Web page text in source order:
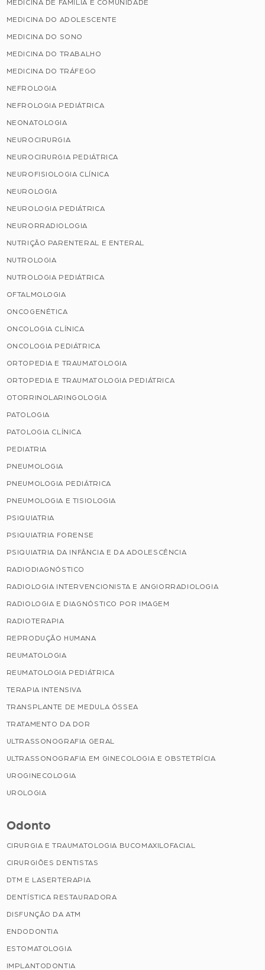
MEDICINA DE FAMÍLIA E COMUNIDADE
MEDICINA DO ADOLESCENTE
MEDICINA DO SONO
MEDICINA DO TRABALHO
MEDICINA DO TRÁFEGO
NEFROLOGIA
NEFROLOGIA PEDIÁTRICA
NEONATOLOGIA
NEUROCIRURGIA
NEUROCIRURGIA PEDIÁTRICA
NEUROFISIOLOGIA CLÍNICA
NEUROLOGIA
NEUROLOGIA PEDIÁTRICA
NEURORRADIOLOGIA
NUTRIÇÃO PARENTERAL E ENTERAL
NUTROLOGIA
NUTROLOGIA PEDIÁTRICA
OFTALMOLOGIA
ONCOGENÉTICA
ONCOLOGIA CLÍNICA
ONCOLOGIA PEDIÁTRICA
ORTOPEDIA E TRAUMATOLOGIA
ORTOPEDIA E TRAUMATOLOGIA PEDIÁTRICA
OTORRINOLARINGOLOGIA
PATOLOGIA
PATOLOGIA CLÍNICA
PEDIATRIA
PNEUMOLOGIA
PNEUMOLOGIA PEDIÁTRICA
PNEUMOLOGIA E TISIOLOGIA
PSIQUIATRIA
PSIQUIATRIA FORENSE
PSIQUIATRIA DA INFÂNCIA E DA ADOLESCÊNCIA
RADIODIAGNÓSTICO
RADIOLOGIA INTERVENCIONISTA E ANGIORRADIOLOGIA
RADIOLOGIA E DIAGNÓSTICO POR IMAGEM
RADIOTERAPIA
REPRODUÇÃO HUMANA
REUMATOLOGIA
REUMATOLOGIA PEDIÁTRICA
TERAPIA INTENSIVA
TRANSPLANTE DE MEDULA ÓSSEA
TRATAMENTO DA DOR
ULTRASSONOGRAFIA GERAL
ULTRASSONOGRAFIA EM GINECOLOGIA E OBSTETRÍCIA
UROGINECOLOGIA
UROLOGIA
Odonto
CIRURGIA E TRAUMATOLOGIA BUCOMAXILOFACIAL
CIRURGIÕES DENTISTAS
DTM E LASERTERAPIA
DENTÍSTICA RESTAURADORA
DISFUNÇÃO DA ATM
ENDODONTIA
ESTOMATOLOGIA
IMPLANTODONTIA